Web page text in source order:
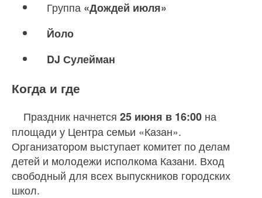
Группа «Дождей июля»
Йоло
DJ Сулейман
Когда и где
Праздник начнется 25 июня в 16:00 на
площади у Центра семьи «Казан».
Организатором выступает комитет по делам
детей и молодежи исполкома Казани. Вход
свободный для всех выпускников городских
школ.